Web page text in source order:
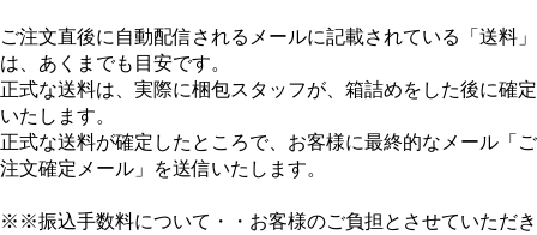
ご注文直後に自動配信されるメールに記載されている「送料」
は、あくまでも目安です。
正式な送料は、実際に梱包スタッフが、箱詰めをした後に確定
いたします。
正式な送料が確定したところで、お客様に最終的なメール「ご
注文確定メール」を送信いたします。
※※振込手数料について・・お客様のご負担とさせていただき